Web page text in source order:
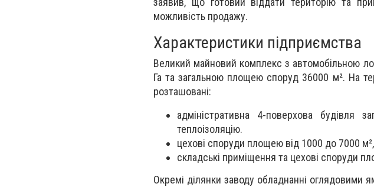
можливість продажу.
Характеристики підприємства
Великий майновий комплекс з автомобільною
Га та загальною площею споруд 36000 м². На
розташовані:
адміністративна 4-поверхова
теплоізоляцію.
цехові споруди площею від 1000 до 7000
складські приміщення та цехові споруди
Окремі ділянки заводу обладнанні